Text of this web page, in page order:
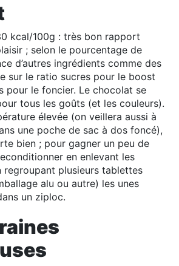
kcal/100g : très bon rapport
; selon le pourcentage de
d’autres ingrédients comme des
sur le ratio sucres pour le boost
pour le foncier. Le chocolat se
tous les goûts (et les couleurs).
élevée (on veillera aussi à
une poche de sac à dos foncé),
bien ; pour gagner un peu de
en enlevant les
plusieurs tablettes
alu ou autre) les unes
un ziploc.